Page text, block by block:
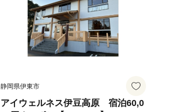
静岡県伊東市
アイウェルネス伊豆高原 宿泊60,0